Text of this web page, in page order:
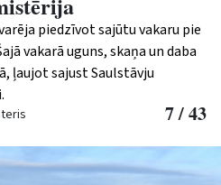
piedzīvot sajūtu vakaru pie
vakarā uguns, skaņa un daba
ļaujot sajust Saulstāvju
7 / 43